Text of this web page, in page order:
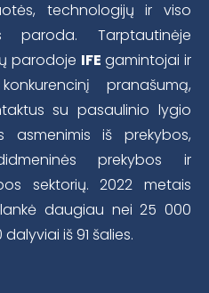
technologijų ir viso
paroda. Tarptautinėje
parodoje IFE gamintojai ir
pranašumą,
su pasaulinio lygio
asmenimis iš prekybos,
prekybos ir
sektorių. 2022 metais
daugiau nei 25 000
iš 91 šalies.